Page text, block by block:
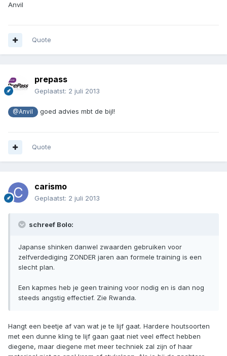
Anvil
Quote
prepass
Geplaatst: 2 juli 2013
@Anvil goed advies mbt de bijl!
Quote
carismo
Geplaatst: 2 juli 2013
schreef Bolo:
Japanse shinken danwel zwaarden gebruiken voor
zelfverdediging ZONDER jaren aan formele training is een
slecht plan.
Een kapmes heb je geen training voor nodig en is dan nog
steeds angstig effectief. Zie Rwanda.
Hangt een beetje af van wat je te lijf gaat. Hardere houtsoorten
met een dunne kling te lijf gaan gaat niet veel effect hebben
diegene, maar diegene met meer techniek zal zijn of haar